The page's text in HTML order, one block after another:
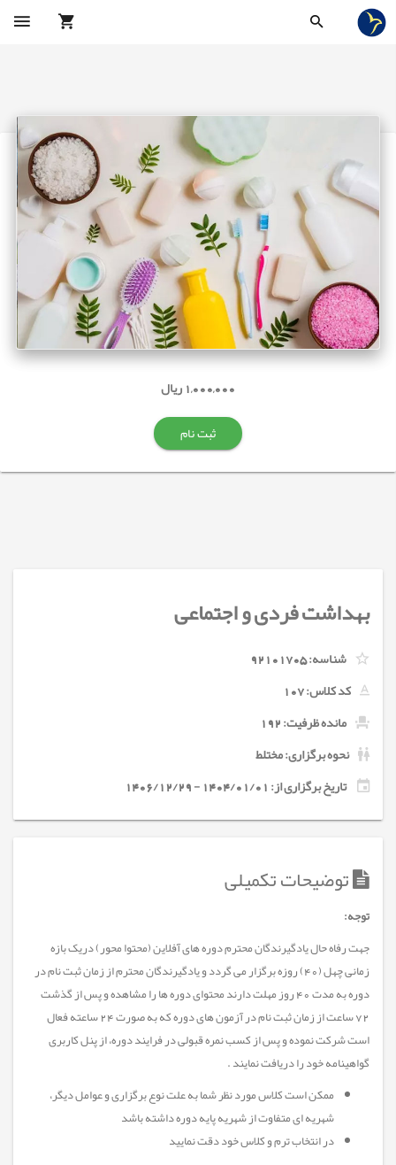
1,000,000 ریال
ثبت نام
بهداشت فردی و اجتماعی
شناسه:92101705
کد کلاس:107
مانده ظرفیت: 192
نحوه برگزاری: مختلط
تاریخ برگزاری از: 1404/01/01 - 1406/12/29
توضیحات تکمیلی
توجه:
جهت رفاه حال یادگیرندگان محترم دوره های آفلاین (محتوا محور) دریک بازه
زمانی چهل (40) روزه برگزار می گردد و یادگیرندگان محترم از زمان ثبت نام در
دوره به مدت 40 روز مهلت دارند محتوای دوره ها را مشاهده و پس از گذشت
72 ساعت از زمان ثبت نام در آزمون های دوره که به صورت 24 ساعته فعال
است شرکت نموده و پس از کسب نمره قبولی در فرایند دوره، از پنل کاربری
گواهینامه خود را دریافت نمایند .
ممکن است کلاس مورد نظر شما به علت نوع برگزاری و عوامل دیگر،
شهریه ای متفاوت از شهریه پایه دوره داشته باشد
در انتخاب ترم و کلاس خود دقت نمایید